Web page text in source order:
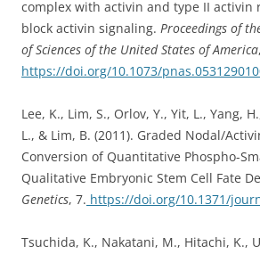
complex with activin and type II activin
block activin signaling. Proceedings of
of Sciences of the United States of America
https://doi.org/10.1073/
Lee, K., Lim, S., Orlov, Y., Yit, L., Yang,
L., & Lim, B. (2011). Graded Nodal/
Conversion of Quantitative Phospho-
Qualitative Embryonic Stem Cell Fate
Genetics, 7. https://doi.org/10.1371/
Tsuchida, K., Nakatani, M., Hitachi, K.,